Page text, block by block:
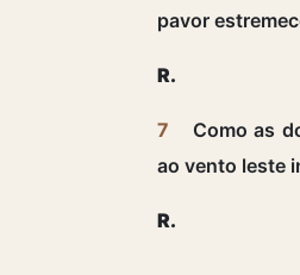
pavor
R.
7 Como as
ao vento leste
R.